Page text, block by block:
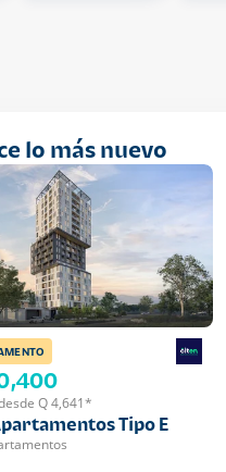
lo más nuevo
Q 4,641*
Tipo E